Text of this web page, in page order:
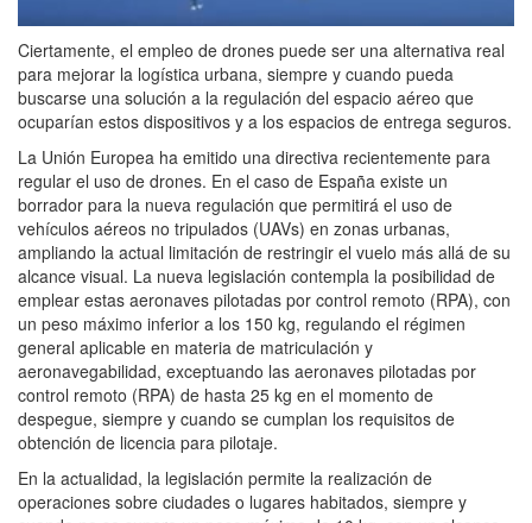
Ciertamente, el empleo de drones puede ser una alternativa real
para mejorar la logística urbana, siempre y cuando pueda
buscarse una solución a la regulación del espacio aéreo que
ocuparían estos dispositivos y a los espacios de entrega seguros.
La Unión Europea ha emitido una directiva recientemente para
regular el uso de drones. En el caso de España existe un
borrador para la nueva regulación que permitirá el uso de
vehículos aéreos no tripulados (UAVs) en zonas urbanas,
ampliando la actual limitación de restringir el vuelo más allá de su
alcance visual. La nueva legislación contempla la posibilidad de
emplear estas aeronaves pilotadas por control remoto (RPA), con
un peso máximo inferior a los 150 kg, regulando el régimen
general aplicable en materia de matriculación y
aeronavegabilidad, exceptuando las aeronaves pilotadas por
control remoto (RPA) de hasta 25 kg en el momento de
despegue, siempre y cuando se cumplan los requisitos de
obtención de licencia para pilotaje.
En la actualidad, la legislación permite la realización de
operaciones sobre ciudades o lugares habitados, siempre y